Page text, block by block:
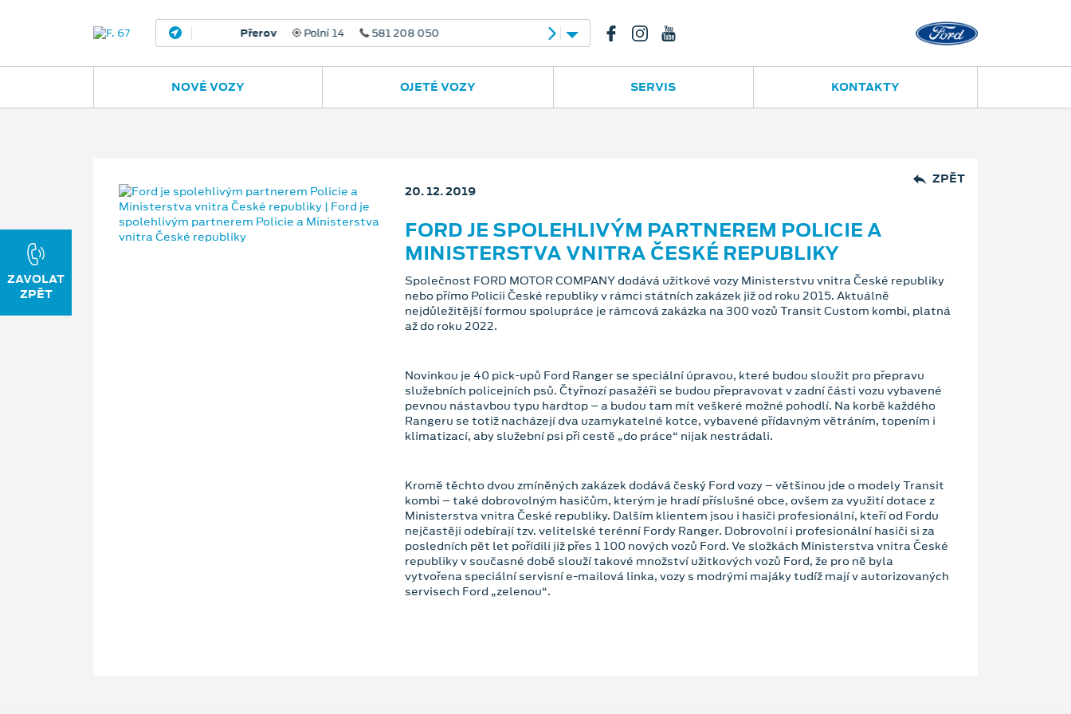
Polní 14 581 208 050 Jugoslávská 23
NOVÉ VOZY OJETÉ VOZY SERVIS KONTAKTY
ZPĚT
20. 12. 2019
FORD JE SPOLEHLIVÝM PARTNEREM POLICIE A
MINISTERSTVA VNITRA ČESKÉ REPUBLIKY
Společnost FORD MOTOR COMPANY dodává užitkové vozy Ministerstvu vnitra České republiky
nebo přímo Policii České republiky v rámci státních zakázek již od roku 2015. Aktuálně
nejdůležitější formou spolupráce je rámcová zakázka na 300 vozů Transit Custom kombi, platná
až do roku 2022.
Novinkou je 40 pick-upů Ford Ranger se speciální úpravou, které budou sloužit pro přepravu
služebních policejních psů. Čtyřnozí pasažéři se budou přepravovat v zadní části vozu vybavené
pevnou nástavbou typu hardtop – a budou tam mít veškeré možné pohodlí. Na korbě každého
Rangeru se totiž nacházejí dva uzamykatelné kotce, vybavené přídavným větráním, topením i
klimatizací, aby služební psi při cestě „do práce“ nijak nestrádali.
Kromě těchto dvou zmíněných zakázek dodává český Ford vozy – většinou jde o modely Transit
kombi – také dobrovolným hasičům, kterým je hradí příslušné obce, ovšem za využití dotace z
Ministerstva vnitra České republiky. Dalším klientem jsou i hasiči profesionální, kteří od Fordu
nejčastěji odebírají tzv. velitelské terénní Fordy Ranger. Dobrovolní i profesionální hasiči si za
posledních pět let pořídili již přes 1 100 nových vozů Ford. Ve složkách Ministerstva vnitra České
republiky v současné době slouží takové množství užitkových vozů Ford, že pro ně byla
vytvořena speciální servisní e-mailová linka, vozy s modrými majáky tudíž mají v autorizovaných
servisech Ford „zelenou“.